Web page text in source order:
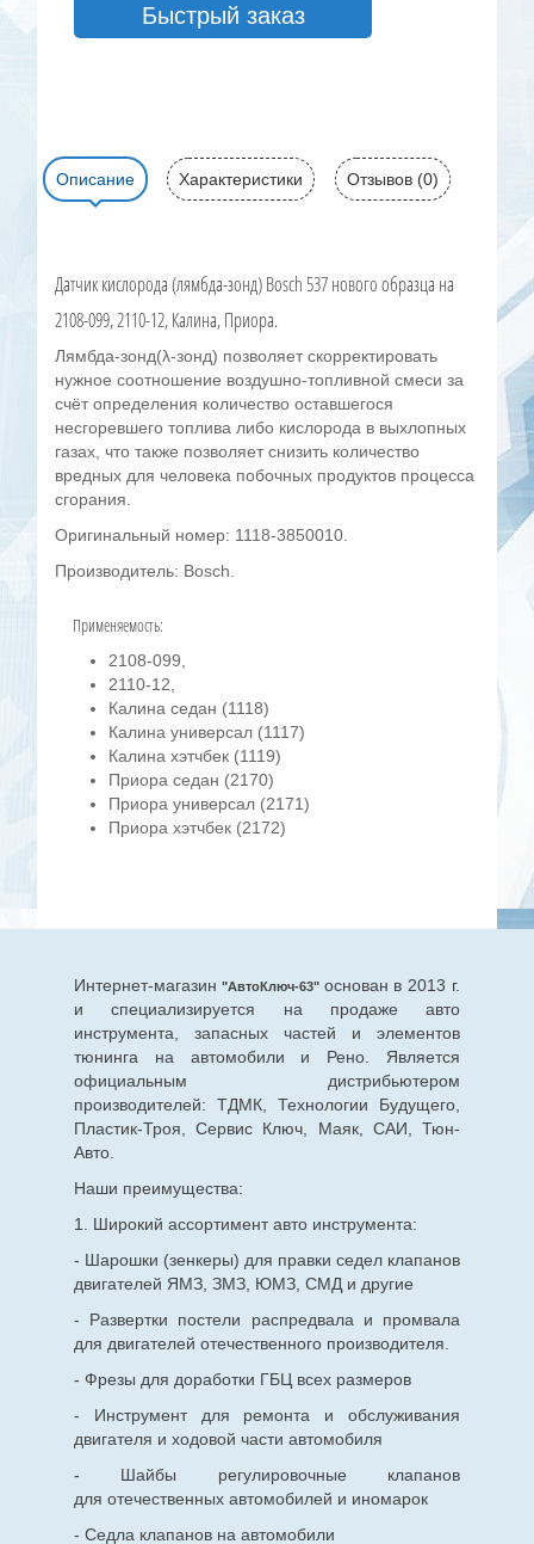
Быстрый заказ
Описание Характеристики Отзывов (0)
Датчик кислорода (лямбда-зонд) Bosch 537 нового образца на
2108-099, 2110-12, Калина, Приора.
Лямбда-зонд(λ-зонд) позволяет скорректировать
нужное соотношение воздушно-топливной смеси за
счёт определения количество оставшегося
несгоревшего топлива либо кислорода в выхлопных
газах, что также позволяет снизить количество
вредных для человека побочных продуктов процесса
сгорания.
Оригинальный номер: 1118-3850010.
Производитель: Bosch.
Применяемость:
2108-099,
2110-12,
Калина седан (1118)
Калина универсал (1117)
Калина хэтчбек (1119)
Приора седан (2170)
Приора универсал (2171)
Приора хэтчбек (2172)
Интернет-магазин "АвтоКлюч-63" основан в 2013 г.
и специализируется на продаже авто
инструмента, запасных частей и элементов
тюнинга на автомобили и Рено. Является
официальным дистрибьютером
производителей: ТДМК, Технологии Будущего,
Пластик-Троя, Сервис Ключ, Маяк, САИ, Тюн-
Авто.
Наши преимущества:
1. Широкий ассортимент авто инструмента:
- Шарошки (зенкеры) для правки седел клапанов
двигателей ЯМЗ, ЗМЗ, ЮМЗ, СМД и другие
- Развертки постели распредвала и промвала
для двигателей отечественного производителя.
- Фрезы для доработки ГБЦ всех размеров
- Инструмент для ремонта и обслуживания
двигателя и ходовой части автомобиля
- Шайбы регулировочные клапанов
для отечественныхавтомобилей и иномарок
- Седла клапанов на автомобили